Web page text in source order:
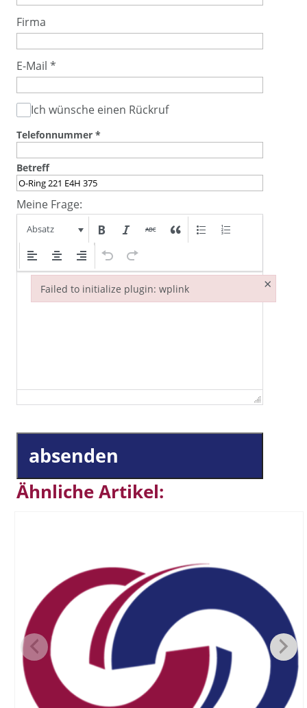
Firma
E-Mail *
Ich wünsche einen Rückruf
Telefonnummer *
Betreff
Meine Frage:
Absatz
absenden
Ähnliche Artikel:
Failed to initialize plugin: wplink ×
Failed to initialize plugin: wplink